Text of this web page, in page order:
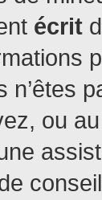
écrit
n’êtes
ou